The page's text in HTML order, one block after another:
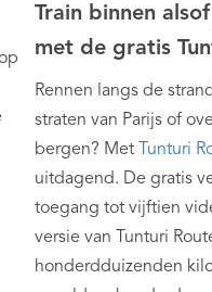
Train binnen
met de gratis
Rennen langs de
straten van Parijs of
bergen? Met Tunturi
uitdagend. De gratis
toegang tot vijftien
versie van Tunturi
honderdduizenden